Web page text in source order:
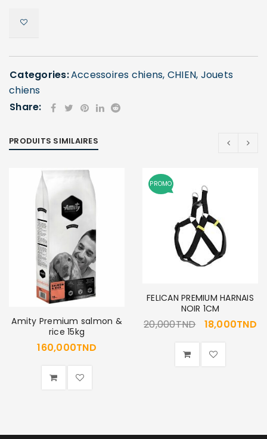
ou e-mail
de passe*
Se souvenir de moi
Categories:Accessoires chiens, CHIEN, Jouets
chiens
Share:
PRODUITS SIMILAIRES
Amity Premium salmon &
rice 15kg
160,000TND
PROMO
FELICAN PREMIUM HARNAIS
NOIR 1CM
20,000TND 18,000TND